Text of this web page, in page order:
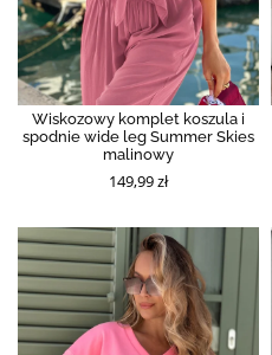
Wiskozowy komplet koszula i
spodnie wide leg Summer Skies
malinowy
149,99 zł